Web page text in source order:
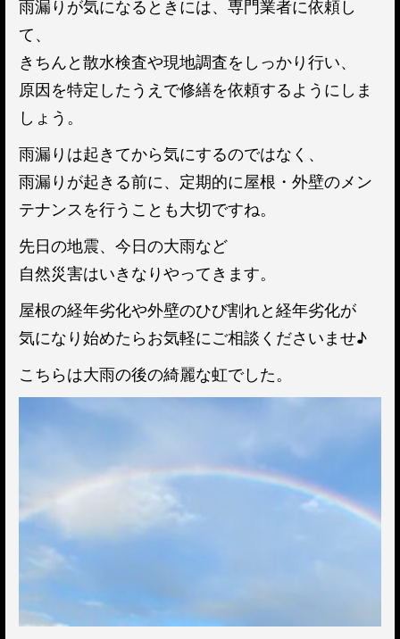
雨漏りが気になるときには、専門業者に依頼し
て、
きちんと散水検査や現地調査をしっかり行い、
原因を特定したうえで修繕を依頼するようにしま
しょう。
雨漏りは起きてから気にするのではなく、
雨漏りが起きる前に、定期的に屋根・外壁のメン
テナンスを行うことも大切ですね。
先日の地震、今日の大雨など
自然災害はいきなりやってきます。
屋根の経年劣化や外壁のひび割れと経年劣化が
気になり始めたらお気軽にご相談くださいませ♪
こちらは大雨の後の綺麗な虹でした。